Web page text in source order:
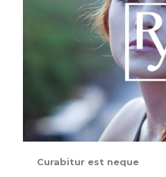
Curabitur est neque